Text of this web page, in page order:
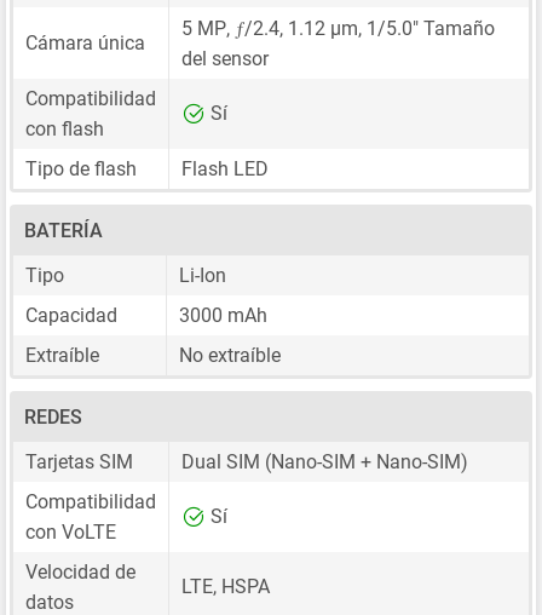
Cámara única
5 MP, ƒ/2.4, 1.12 μm, 1/5.0" Tamaño
del sensor
Compatibilidad
con flash
Sí
Tipo de flash Flash LED
BATERÍA
Tipo
Li-Ion
Capacidad
3000 mAh
Extraíble
No extraíble
REDES
Tarjetas SIM
Dual SIM (Nano-SIM + Nano-SIM)
Compatibilidad
con VoLTE
Sí
Velocidad de
datos
LTE, HSPA